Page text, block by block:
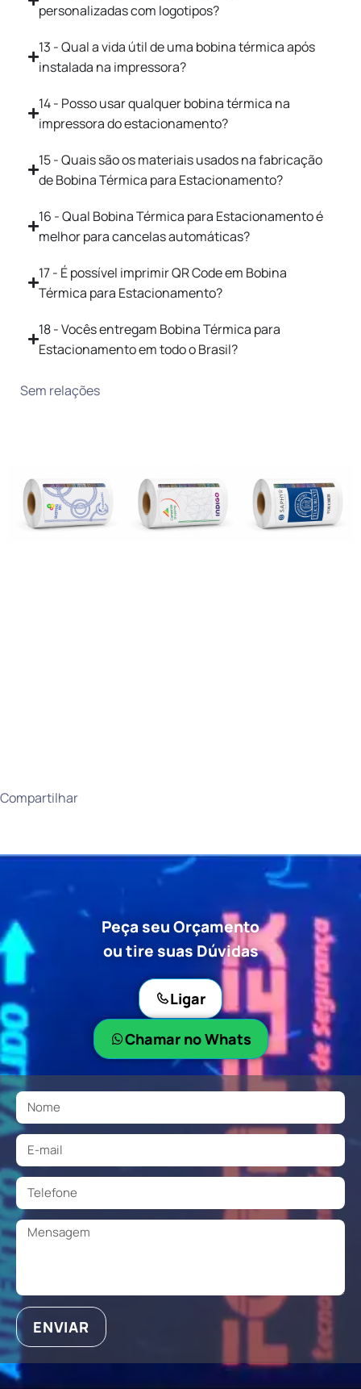
personalizadas com logotipos?
13 - Qual a vida útil de uma bobina térmica após
instalada na impressora?
14 - Posso usar qualquer bobina térmica na
impressora do estacionamento?
15 - Quais são os materiais usados na fabricação
de Bobina Térmica para Estacionamento?
16 - Qual Bobina Térmica para Estacionamento é
melhor para cancelas automáticas?
17 - É possível imprimir QR Code em Bobina
Térmica para Estacionamento?
18 - Vocês entregam Bobina Térmica para
Estacionamento em todo o Brasil?
Sem relações
Compartilhar
Peça seu Orçamento
ou tire suas Dúvidas
Ligar
Chamar no Whats
ENVIAR